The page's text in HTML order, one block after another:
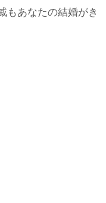
もあなたの結婚がき